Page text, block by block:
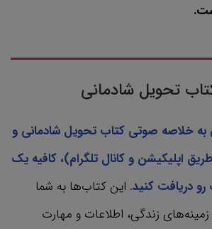
تحویل شادمانی
به خلاصه صوتی کتاب تحویل شادمانی و
(از طریق اپلیکیشن و کانال تلگرام)، کافیه یک
. این کتاب‌ها به شما
زندگی، اطلاعات و مهارت